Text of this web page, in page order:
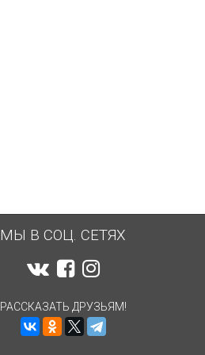
МЫ В СОЦ. СЕТЯХ
РАССКАЗАТЬ ДРУЗЬЯМ!